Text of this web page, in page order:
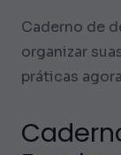
Caderno de
organizar
práticas